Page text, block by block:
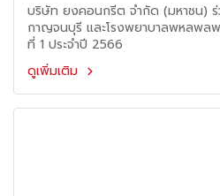
บริษัท ยงคอนกรีต จำกัด (มหาชน)
กาญจนบุรี และโรงพยาบาลพหลพล
ที่ 1 ประจำปี 2566
ดูเพิ่มเติม